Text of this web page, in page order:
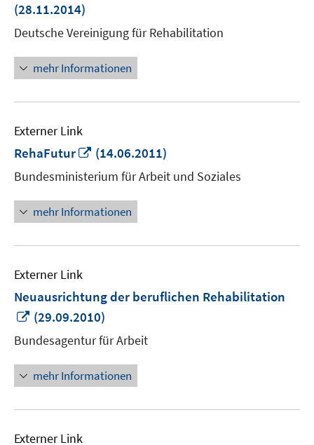
(28.11.2014)
Deutsche Vereinigung für Rehabilitation
mehr Informationen
Externer Link
RehaFutur
In
neuem
Fenster
öffnen
(14.06.2011)
Bundesministerium für Arbeit und Soziales
mehr Informationen
Externer Link
Neuausrichtung der beruflichen Rehabilitation
In
neuem
Fenster
öffnen
(29.09.2010)
Bundesagentur für Arbeit
mehr Informationen
Externer Link